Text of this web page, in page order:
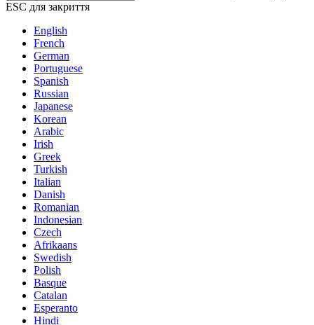
ESC для закриття
English
French
German
Portuguese
Spanish
Russian
Japanese
Korean
Arabic
Irish
Greek
Turkish
Italian
Danish
Romanian
Indonesian
Czech
Afrikaans
Swedish
Polish
Basque
Catalan
Esperanto
Hindi